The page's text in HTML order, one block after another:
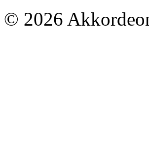
© 2026